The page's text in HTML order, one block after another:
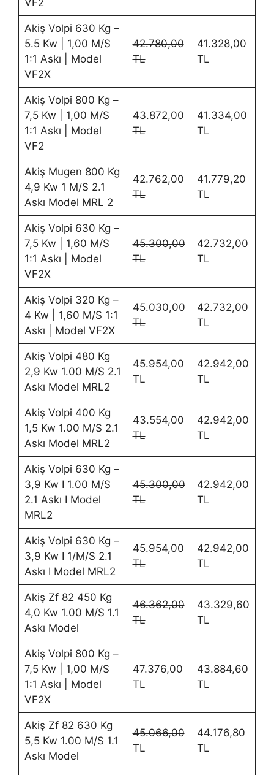
VF2
Akiş Volpi 630 Kg –
5.5 Kw | 1,00 M/S
1:1 Askı | Model
VF2X
42.780,00
TL
41.328,00
TL
Akiş Volpi 800 Kg –
7,5 Kw | 1,00 M/S
1:1 Askı | Model
VF2
43.872,00
TL
41.334,00
TL
Akiş Mugen 800 Kg
4,9 Kw 1 M/S 2.1
Askı Model MRL 2
42.762,00
TL
41.779,20
TL
Akiş Volpi 630 Kg –
7,5 Kw | 1,60 M/S
1:1 Askı | Model
VF2X
45.300,00
TL
42.732,00
TL
Akiş Volpi 320 Kg –
4 Kw | 1,60 M/S 1:1
Askı | Model VF2X
45.030,00
TL
42.732,00
TL
Akiş Volpi 480 Kg
2,9 Kw 1.00 M/S 2.1
Askı Model MRL2
45.954,00
TL
42.942,00
TL
Akiş Volpi 400 Kg
1,5 Kw 1.00 M/S 2.1
Askı Model MRL2
43.554,00
TL
42.942,00
TL
Akiş Volpi 630 Kg –
3,9 Kw I 1.00 M/S
2.1 Askı I Model
MRL2
45.300,00
TL
42.942,00
TL
Akiş Volpi 630 Kg –
3,9 Kw I 1/M/S 2.1
Askı I Model MRL2
45.954,00
TL
42.942,00
TL
Akiş Zf 82 450 Kg
4,0 Kw 1.00 M/S 1.1
Askı Model
46.362,00
TL
43.329,60
TL
Akiş Volpi 800 Kg –
7,5 Kw | 1,00 M/S
1:1 Askı | Model
VF2X
47.376,00
TL
43.884,60
TL
Akiş Zf 82 630 Kg
5,5 Kw 1.00 M/S 1.1
Askı Model
45.066,00
TL
44.176,80
TL